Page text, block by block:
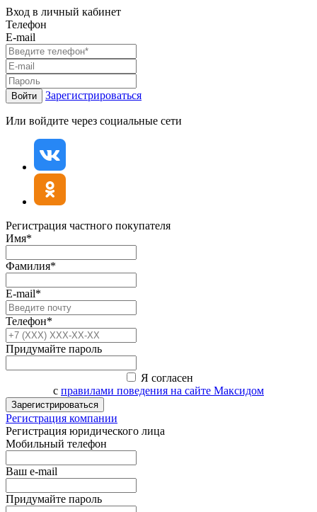
Вход в личный кабинет
Телефон
E-mail
Войти Зарегистрироваться
Или войдите через социальные сети
Регистрация частного покупателя
Имя*
Фамилия*
E-mail*
Телефон*
Придумайте пароль
Я согласен
с правилами поведения на сайте Максидом
Зарегистрироваться
Регистрация компании
Регистрация юридического лица
Мобильный телефон
Ваш e-mail
Придумайте пароль